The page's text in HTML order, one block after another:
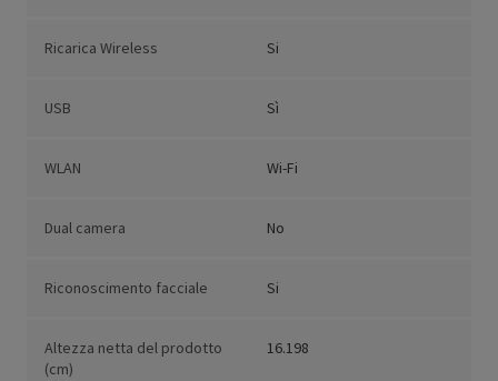
Ricarica Wireless Si
USB Sì
WLAN Wi-Fi
Dual camera No
Riconoscimento facciale Si
Altezza netta del prodotto
(cm)
16.198